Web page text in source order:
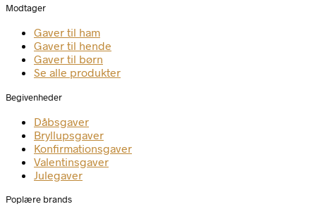
Modtager
Gaver til ham
Gaver til hende
Gaver til børn
Se alle produkter
Begivenheder
Dåbsgaver
Bryllupsgaver
Konfirmationsgaver
Valentinsgaver
Julegaver
Poplære brands